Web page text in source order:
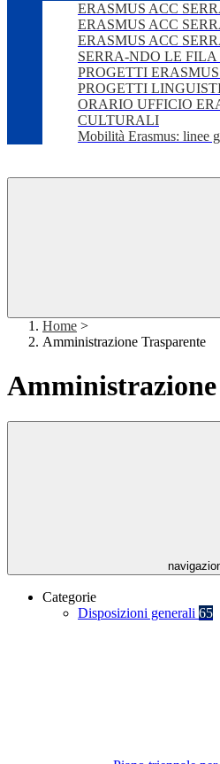
ERASMUS ACC
ERASMUS ACC
ERASMUS ACC
SERRA-NDO LE FILA
PROGETTI
PROGETTI
ORARIO UFFICIO
CULTURALI
Mobilità Erasmus: linee
Home >
Amministrazione Trasparente
Categorie
Disposizioni generali 65